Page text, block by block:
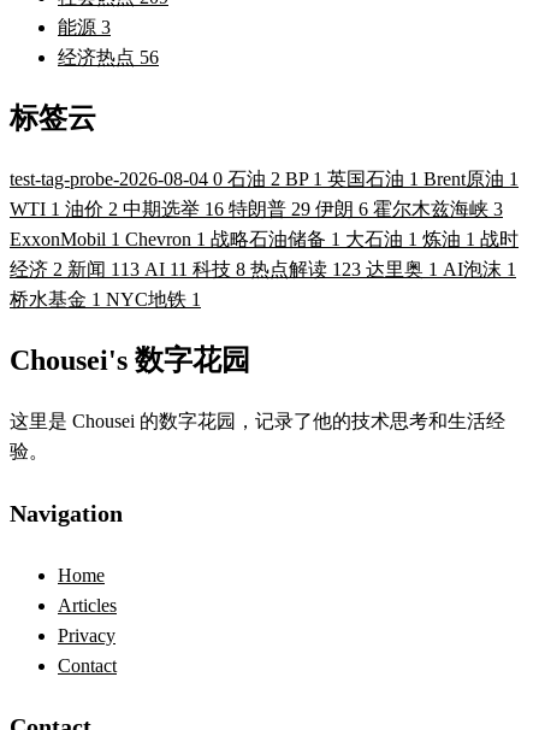
能源 3
经济热点 56
标签云
test-tag-probe-2026-08-04 0 石油 2 BP 1 英国石油 1 Brent原油 1
WTI 1 油价 2 中期选举 16 特朗普 29 伊朗 6 霍尔木兹海峡 3
ExxonMobil 1 Chevron 1 战略石油储备 1 大石油 1 炼油 1 战时
经济 2 新闻 113 AI 11 科技 8 热点解读 123 达里奥 1 AI泡沫 1
桥水基金 1 NYC地铁 1
Chousei's 数字花园
这里是 Chousei 的数字花园，记录了他的技术思考和生活经
验。
Navigation
Home
Articles
Privacy
Contact